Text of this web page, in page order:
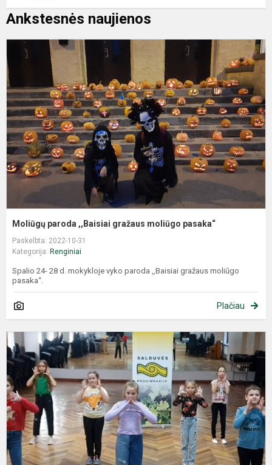
Ankstesnės naujienos
Moliūgų paroda ,,Baisiai gražaus moliūgo pasaka“
Paskelbta: 2022-10-31
Kategorija: Renginiai
Spalio 24- 28 d. mokykloje vyko paroda ,,Baisiai gražaus moliūgo
pasaka“.
Plačiau